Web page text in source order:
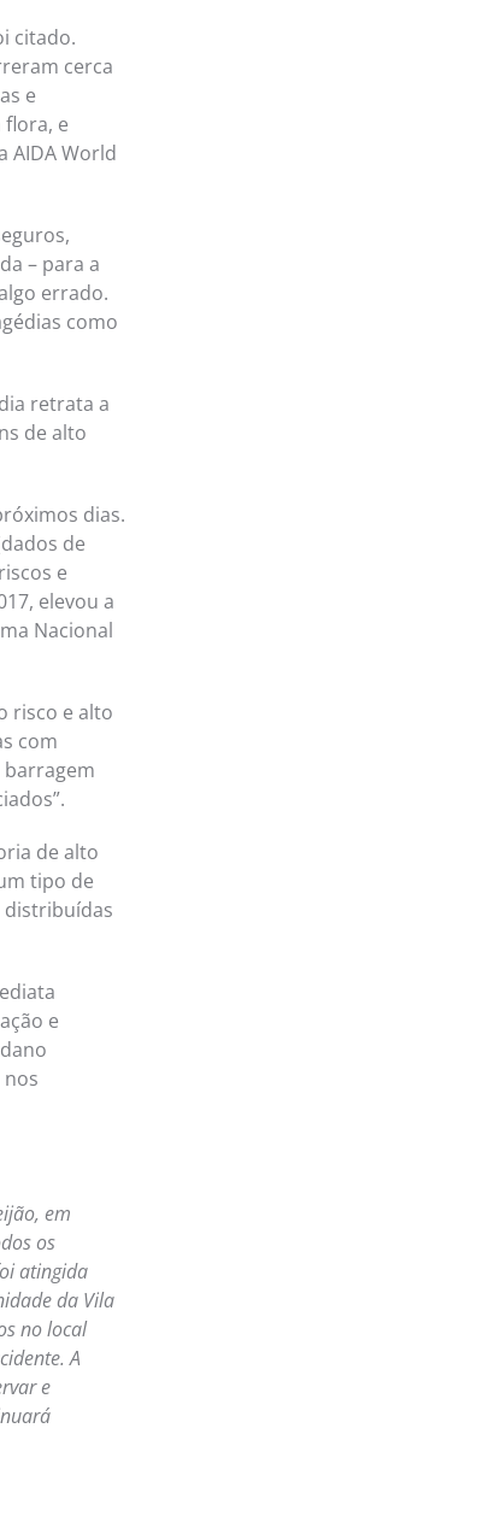
citado.
cerca
e
e
AIDA World
– para a
errado.
como
retrata a
de alto
dias.
de
e
elevou a
Nacional
risco e alto
com
barragem
de alto
tipo de
distribuídas
e
em
os
atingida
da Vila
no local
A
e